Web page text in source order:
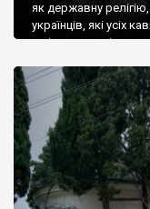
як державну
українців, які усіх
є відданими